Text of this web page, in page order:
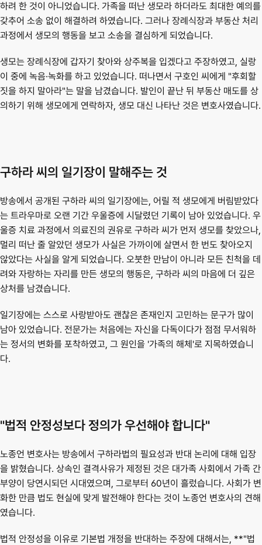
하려 한 것이 아니었습니다. 가족을 떠난 생모라 하더라도 최대한 예의를
갖추어 소송 없이 해결하려 하였습니다. 그러나 장례식장과 부동산 처리
과정에서 생모의 행동을 보고 소송을 결심하게 되었습니다.
생모는 장례식장에 갑자기 찾아와 상주복을 입겠다고 주장하였고, 실랑
이 중에 녹음·녹화를 하고 있었습니다. 떠나면서 구호인 씨에게 "후회할
짓을 하지 말아라"는 말을 남겼습니다. 발인이 끝난 뒤 부동산 매도를 상
의하기 위해 생모에게 연락하자, 생모 대신 나타난 것은 변호사였습니다.
구하라 씨의 일기장이 말해주는 것
방송에서 공개된 구하라 씨의 일기장에는, 어릴 적 생모에게 버림받았다
는 트라우마로 오랜 기간 우울증에 시달렸던 기록이 남아 있었습니다. 우
울증 치료 과정에서 의료진의 권유로 구하라 씨가 먼저 생모를 찾았으나,
멀리 떠난 줄 알았던 생모가 사실은 가까이에 살면서 한 번도 찾아오지
않았다는 사실을 알게 되었습니다. 오붓한 만남이 아니라 모든 친척을 데
려와 자랑하는 자리를 만든 생모의 행동은, 구하라 씨의 마음에 더 깊은
상처를 남겼습니다.
일기장에는 스스로 사랑받아도 괜찮은 존재인지 고민하는 문구가 많이
남아 있었습니다. 전문가는 처음에는 자신을 다독이다가 점점 무서워하
는 정서의 변화를 포착하였고, 그 원인을 '가족의 해체'로 지목하였습니
다.
"법적 안정성보다 정의가 우선해야 합니다"
노종언 변호사는 방송에서 구하라법의 필요성과 반대 논리에 대해 입장
을 밝혔습니다. 상속인 결격사유가 제정된 것은 대가족 사회에서 가족 간
부양이 당연시되던 시대였으며, 그로부터 60년이 흘렀습니다. 사회가 변
화한 만큼 법도 현실에 맞게 발전해야 한다는 것이 노종언 변호사의 견해
였습니다.
법적 안정성을 이유로 기본법 개정을 반대하는 주장에 대해서는, **"법